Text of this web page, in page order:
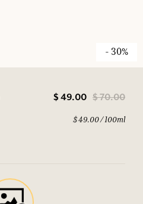
- 30%
$ 49.00 $ 70.00
$ 49.00 / 100ml